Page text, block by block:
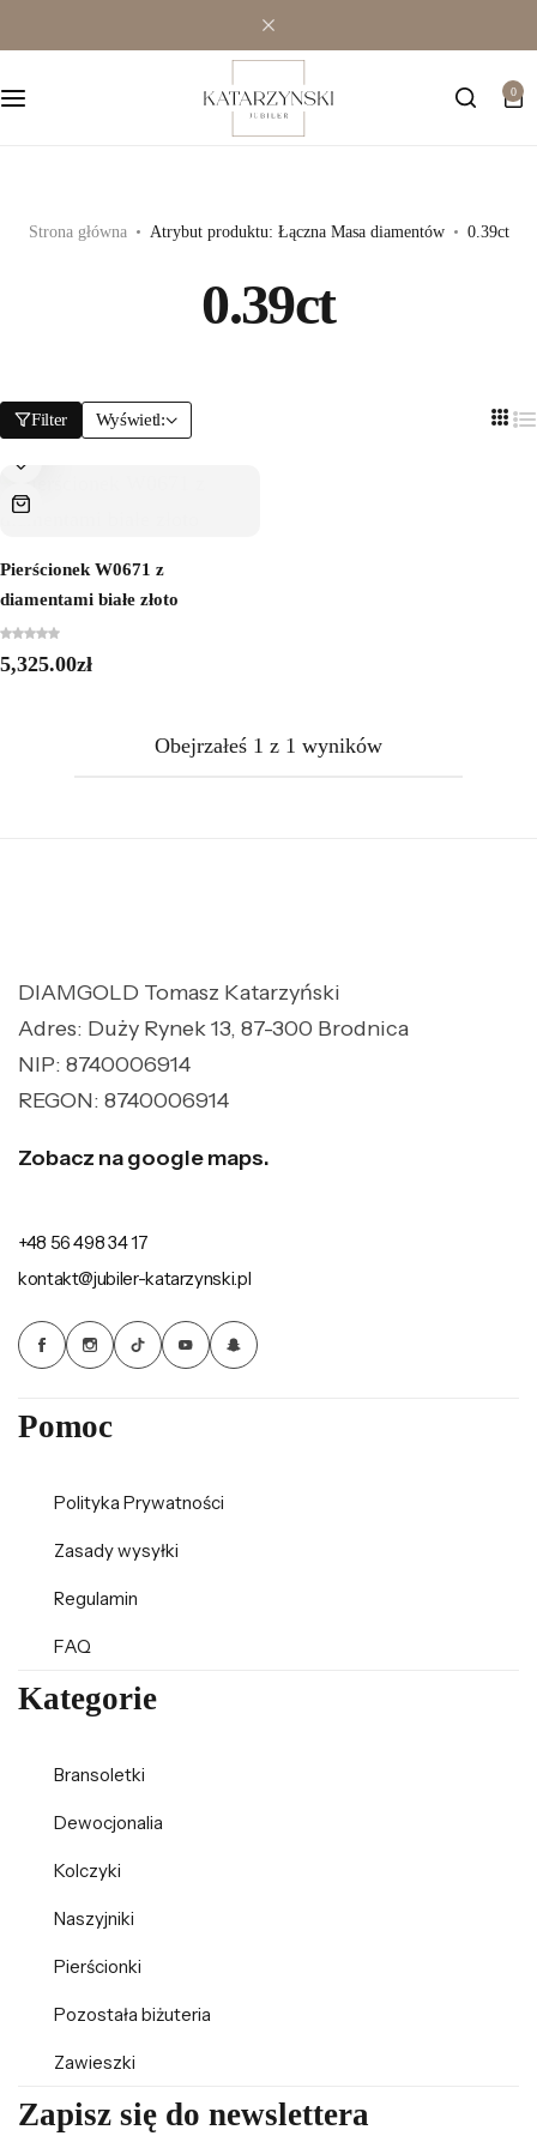
0
Strona główna Atrybut produktu: Łączna Masa diamentów 0.39ct
0.39ct
Filter Wyświetl:
Pierścionek W0671 z
diamentami białe złoto
5,325.00zł
Obejrzałeś 1 z 1 wyników
DIAMGOLD Tomasz Katarzyński
Adres: Duży Rynek 13, 87-300 Brodnica
NIP: 8740006914
REGON: 8740006914
Zobacz na google maps.
+48 56 498 34 17
kontakt@jubiler-katarzynski.pl
Pomoc
Polityka Prywatności
Zasady wysyłki
Regulamin
FAQ
Kategorie
Bransoletki
Dewocjonalia
Kolczyki
Naszyjniki
Pierścionki
Pozostała biżuteria
Zawieszki
Zapisz się do newslettera
Premium
Naszyjniki